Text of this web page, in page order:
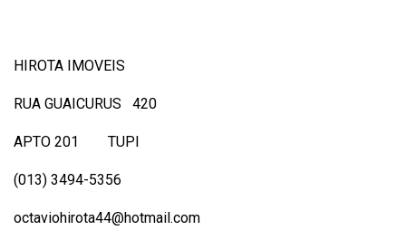
HIROTA IMOVEIS
RUA GUAICURUS 420
APTO 201 TUPI
(013) 3494-5356
octaviohirota44@hotmail.com